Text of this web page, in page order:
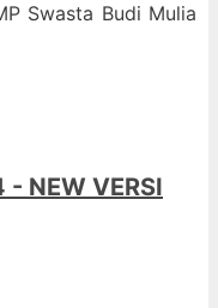
Swasta Budi Mulia
NEW VERSI